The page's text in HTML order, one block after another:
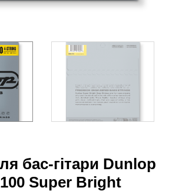
бас-гітари Dunlop
Super Bright